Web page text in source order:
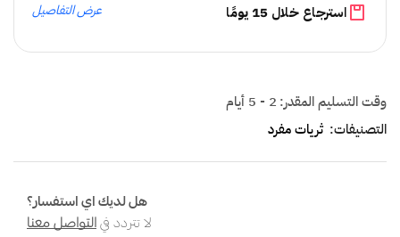
استرجاع خلال 15 يومًا عرض التفاصيل
وقت التسليم المقدر: 2 - 5 أيام
التصنيفات: ثريات مفرد
هل لديك اي استفسار؟
لا تتردد فيالتواصل معنا